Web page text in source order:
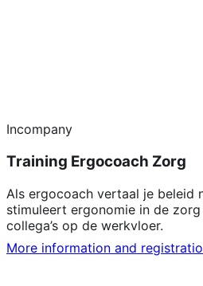
Incompany
Training Ergocoach Zorg
Als ergocoach vertaal je beleid
stimuleert ergonomie in de
collega’s op de werkvloer.
More information and